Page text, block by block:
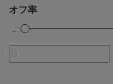
オフ率